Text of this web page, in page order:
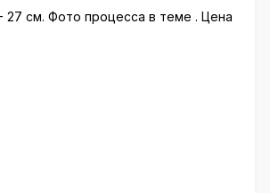
27 см. Фото процесса в теме . Цена